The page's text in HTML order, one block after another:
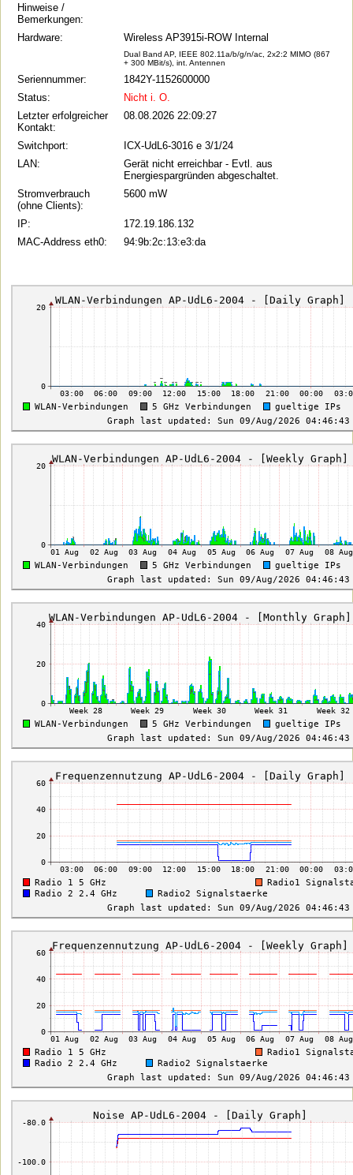
Computer-
und
Hinweise /
Bemerkungen:
Hardware:
Wireless AP3915i-ROW Internal
Dual Band AP, IEEE 802.11a/b/g/n/ac, 2x2:2 MIMO (867
+ 300 MBit/s), int. Antennen
Seriennummer:
1842Y-1152600000
Status:
Nicht i. O.
Letzter erfolgreicher
Kontakt:
08.08.2026 22:09:27
Switchport:
ICX-UdL6-3016 e 3/1/24
LAN:
Gerät nicht erreichbar - Evtl. aus
Energiespargründen abgeschaltet.
Stromverbrauch
(ohne Clients):
5600 mW
IP:
172.19.186.132
MAC-Address eth0:
94:9b:2c:13:e3:da